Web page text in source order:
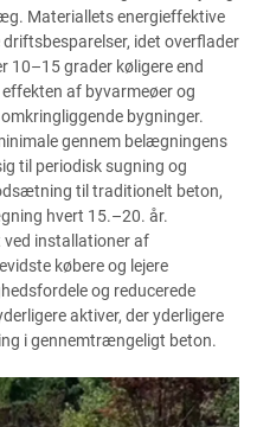
Materiallets energieffektive
idet overflader
grader køligere end
af byvarmeøer og
bygninger.
gennem belægningens
til periodisk sugning og
til traditionelt beton,
hvert 15.–20. år.
installationer af
købere og lejere
og reducerede
aktiver, der yderligere
i gennemtrængeligt beton.